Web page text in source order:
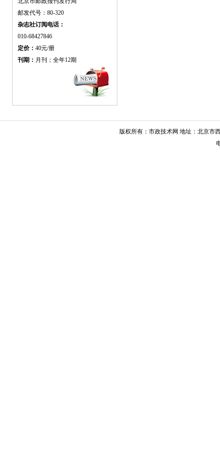
邮发代号：80-320
杂志社订阅电话：
010-68427846
定价： 40元/册
刊期： 月刊；全年12期
版权所有：市政技术网 地址：北京市